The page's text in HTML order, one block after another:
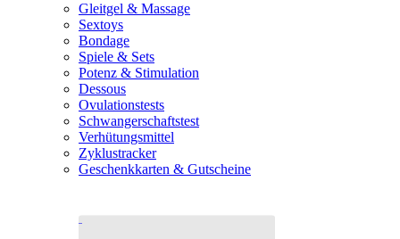
Gleitgel & Massage
Sextoys
Bondage
Spiele & Sets
Potenz & Stimulation
Dessous
Ovulationstests
Schwangerschaftstest
Verhütungsmittel
Zyklustracker
Geschenkkarten & Gutscheine